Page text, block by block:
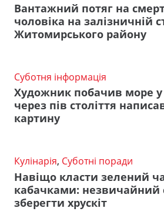
Вантажний потяг на
чоловіка на залізничній
Житомирського району
Суботня інформація
Художник побачив море у
через пів століття
картину
Кулінарія, Суботні поради
Навіщо класти зелений
кабачками: незвичайний
зберегти хрускіт